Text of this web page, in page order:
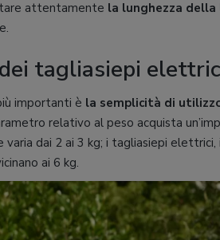
attentamente la lunghezza
tagliasiepi
importanti è la semplicità di
relativo al peso acquista
varia dai 2 ai 3 kg; i tagliasiepi
ai 6 kg.